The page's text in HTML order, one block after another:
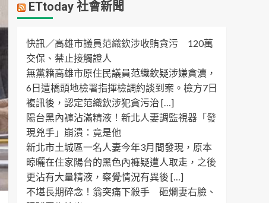
ETtoday 社會新聞
快訊／高雄市議員范織欽涉收賄貪污 120萬
交保、禁止接觸證人
無黨籍高雄市原住民議員范織欽疑涉嫌貪瀆，
6日遭橋頭地檢署指揮檢調約談到案。檢方7日
複訊後，認定范織欽涉犯貪污治 […]
陽台黑內褲沾滿精液！新北人妻調監視器「發
現兇手」崩潰：竟是他
新北市土城區一名人妻今年3月間發現，原本
晾曬在住家陽台的黑色內褲疑遭人取走，之後
更沾有大量精液，察覺情況有異後 […]
不堪長期碎念！翁突痛下殺手 砸爛妻右臉、